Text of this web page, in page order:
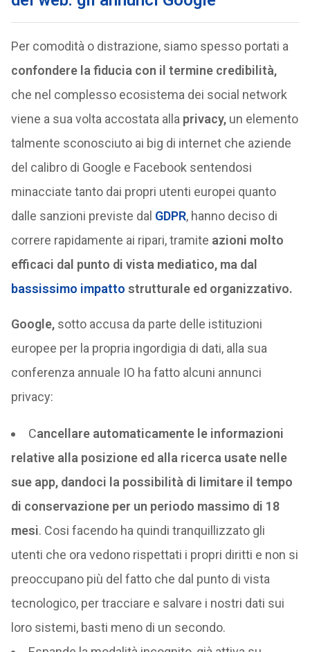
Per comodità o distrazione, siamo spesso portati a
confondere la fiducia con il termine credibilità,
che nel complesso ecosistema dei social network
viene a sua volta accostata alla privacy,un elemento
talmente sconosciuto ai big di internet che aziende
del calibro di Google e Facebook sentendosi
minacciate tanto dai propri utenti europei quanto
dalle sanzioni previste dal GDPR, hanno deciso di
correre rapidamente ai ripari, tramite azioni molto
efficaci dal punto di vista mediatico, ma dal
bassissimo impatto strutturale ed organizzativo.
Google,sotto accusa da parte delle istituzioni
europee per la propria ingordigia di dati, alla sua
conferenza annuale IO ha fatto alcuni annunci
privacy:
Cancellare automaticamente le informazioni
relative alla posizione ed alla ricerca usate nelle
sue app, dandoci la possibilità di limitare il tempo
di conservazione per un periodo massimo di 18
mesi. Cosi facendo ha quindi tranquillizzato gli
utenti che ora vedono rispettati i propri diritti e non si
preoccupano più del fatto che dal punto di vista
tecnologico, per tracciare e salvare i nostri dati sui
loro sistemi, basti meno di un secondo.